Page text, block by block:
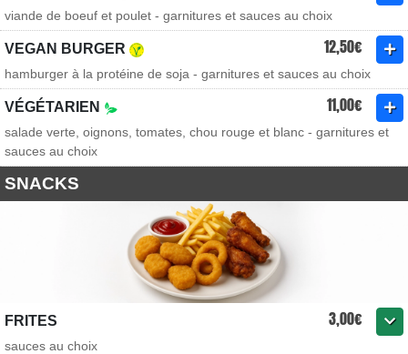
viande de boeuf et poulet - garnitures et sauces au choix
VEGAN BURGER 12,50€
hamburger à la protéine de soja - garnitures et sauces au choix
VÉGÉTARIEN 11,00€
salade verte, oignons, tomates, chou rouge et blanc - garnitures et
sauces au choix
SNACKS
FRITES 3,00€
sauces au choix